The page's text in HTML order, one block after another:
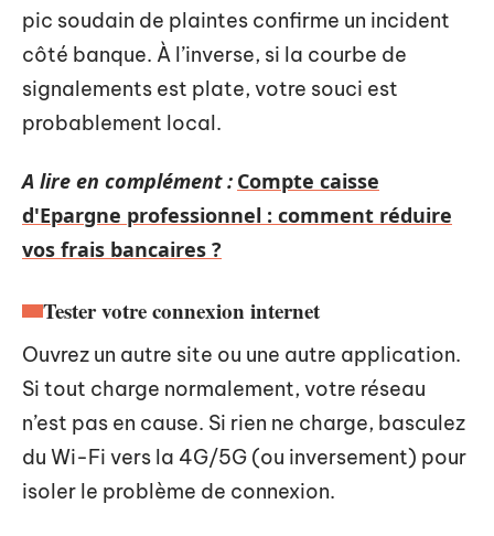
pic soudain de plaintes confirme un incident
côté banque. À l’inverse, si la courbe de
signalements est plate, votre souci est
probablement local.
A lire en complément : Compte caisse
d'Epargne professionnel : comment réduire
vos frais bancaires ?
Tester votre connexion internet
Ouvrez un autre site ou une autre application.
Si tout charge normalement, votre réseau
n’est pas en cause. Si rien ne charge, basculez
du Wi-Fi vers la 4G/5G (ou inversement) pour
isoler le problème de connexion.